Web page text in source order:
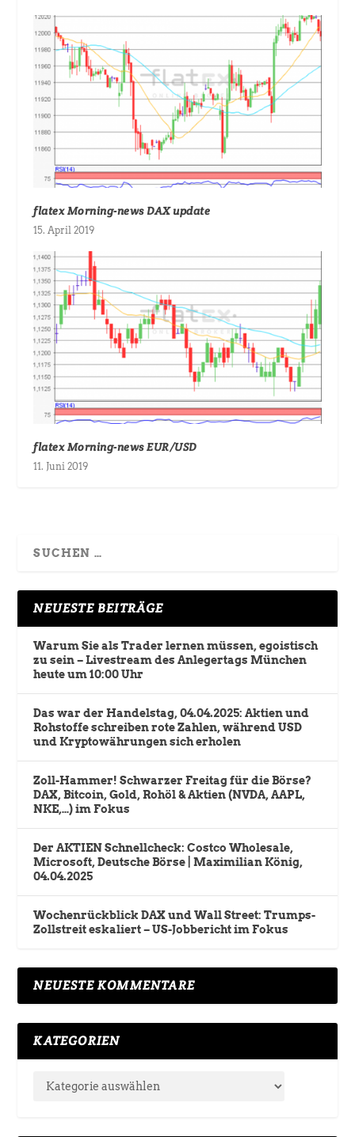
flatex Morning-news DAX update
15. April 2019
flatex Morning-news EUR/USD
11. Juni 2019
NEUESTE BEITRÄGE
Warum Sie als Trader lernen müssen, egoistisch
zu sein – Livestream des Anlegertags München
heute um 10:00 Uhr
Das war der Handelstag, 04.04.2025: Aktien und
Rohstoffe schreiben rote Zahlen, während USD
und Kryptowährungen sich erholen
Zoll-Hammer! Schwarzer Freitag für die Börse?
DAX, Bitcoin, Gold, Rohöl & Aktien (NVDA, AAPL,
NKE,…) im Fokus
Der AKTIEN Schnellcheck: Costco Wholesale,
Microsoft, Deutsche Börse | Maximilian König,
04.04.2025
Wochenrückblick DAX und Wall Street: Trumps-
Zollstreit eskaliert – US-Jobbericht im Fokus
NEUESTE KOMMENTARE
KATEGORIEN